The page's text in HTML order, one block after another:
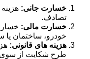
خسارت جانی:
تصادف.
خسارت مالی:
خودرو، ساختمان یا
هزینه های قانونی:
طرح شکایت از